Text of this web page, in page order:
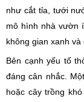
như cắt tỉa, tưới
mô hình nhà vườn
không gian xanh và
Bên cạnh yếu tố
đáng cân nhắc.
hoặc cây trồng